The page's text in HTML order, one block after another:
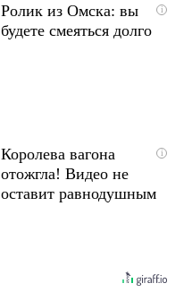
i
Ролик из Омска: вы
будете смеяться долго
i
Королева вагона
отожгла! Видео не
оставит равнодушным